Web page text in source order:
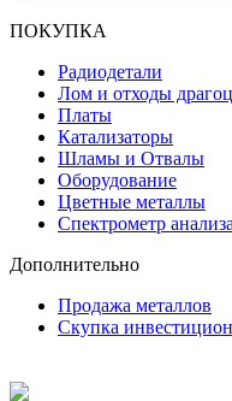
ПОКУПКА
Радиодетали
Лом и отходы
Платы
Катализаторы
Шламы и Отвалы
Оборудование
Цветные металлы
Спектрометр
Дополнительно
Продажа металлов
Скупка